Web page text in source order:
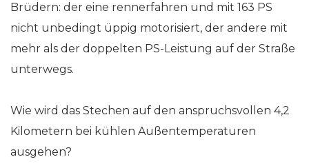
Brüdern: der eine rennerfahren und mit 163 PS
nicht unbedingt üppig motorisiert, der andere mit
mehr als der doppelten PS-Leistung auf der Straße
unterwegs.
Wie wird das Stechen auf den anspruchsvollen 4,2
Kilometern bei kühlen Außentemperaturen
ausgehen?